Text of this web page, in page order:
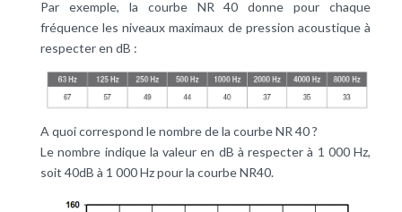
Par exemple, la courbe NR 40 donne pour chaque
fréquence les niveaux maximaux de pression acoustique à
respecter en dB :
A quoi correspond le nombre de la courbe NR 40 ?
Le nombre indique la valeur en dB à respecter à 1 000 Hz,
soit 40dB à 1 000 Hz pour la courbe NR40.